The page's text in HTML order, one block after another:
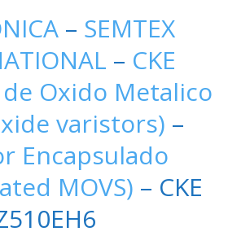
– SEMTEX
– CKE
Oxido Metalico
varistors) –
Encapsulado
MOVS) – CKE